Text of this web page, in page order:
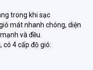
trong khi sạc
mát nhanh chóng, diện
và đều.
có 4 cấp độ gió: